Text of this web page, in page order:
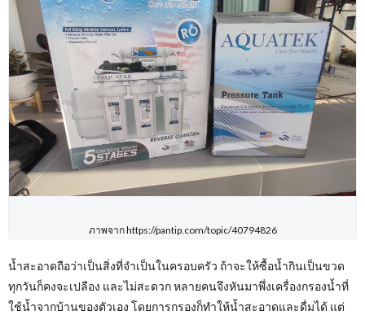
ภาพจาก https://pantip.com/topic/40794826
น้ำสะอาดถือว่าเป็นสิ่งที่จำเป็นในครอบครัว ถ้าจะให้ซื้อน้ำกินเป็นขวด
ทุกวันก็คงจะเปลือง และไม่สะดวก หลายคนจึงหันมาพึ่งเครื่องกรองน้ำที่
ใช้น้ำจากบ้านของตัวเอง โดยการกรองก็ทำให้น้ำสะอาดและดื่มได้ แต่